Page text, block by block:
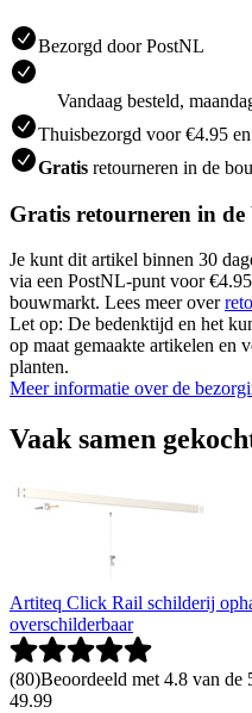
Bezorgd door PostNL
Vandaag besteld,
Thuisbezorgd voor €4.95
Gratis retourneren in de
Gratis retourneren in
Je kunt dit artikel binnen 30
via een PostNL-punt voor
bouwmarkt. Lees meer over
Let op: De bedenktijd en het
op maat gemaakte artikelen en
planten.
Meer informatie over de
Vaak samen
Artiteq Click Rail schilderij
overschilderbaar
(80)Beoordeeld met 4.8 van de
49.99